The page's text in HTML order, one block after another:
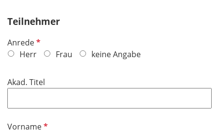
Teilnehmer
AnredeP
f
i
c
f
Herr Frau keine Angabe
Akad. Titel
VornameP